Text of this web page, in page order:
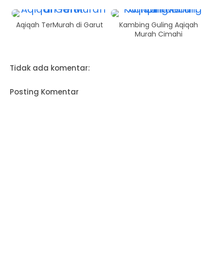
Aqiqah TerMurah di Garut
Kambing Guling Aqiqah
Murah Cimahi
Tidak ada komentar:
Posting Komentar